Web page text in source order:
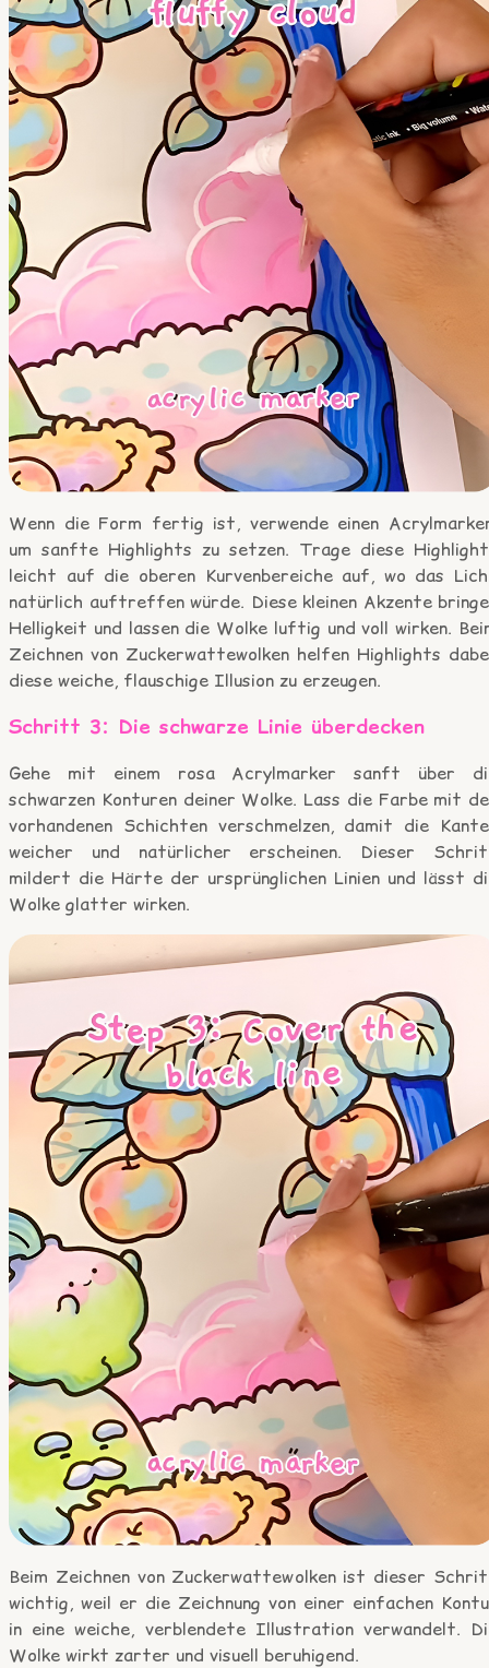
Wenn die Form fertig ist, verwende einen
um sanfte Highlights zu setzen. Trage diese
leicht auf die oberen Kurvenbereiche auf, wo das
natürlich auftreffen würde. Diese kleinen Akzente
Helligkeit und lassen die Wolke luftig und voll wirken.
Zeichnen von Zuckerwattewolken helfen Highlights
diese weiche, flauschige Illusion zu erzeugen.
Schritt 3: Die schwarze Linie überdecken
Gehe mit einem rosa Acrylmarker sanft über
schwarzen Konturen deiner Wolke. Lass die Farbe mit
vorhandenen Schichten verschmelzen, damit die
weicher und natürlicher erscheinen. Dieser
mildert die Härte der ursprünglichen Linien und lässt
Wolke glatter wirken.
Beim Zeichnen von Zuckerwattewolken ist dieser
wichtig, weil er die Zeichnung von einer einfachen
in eine weiche, verblendete Illustration verwandelt.
Wolke wirkt zarter und visuell beruhigend.